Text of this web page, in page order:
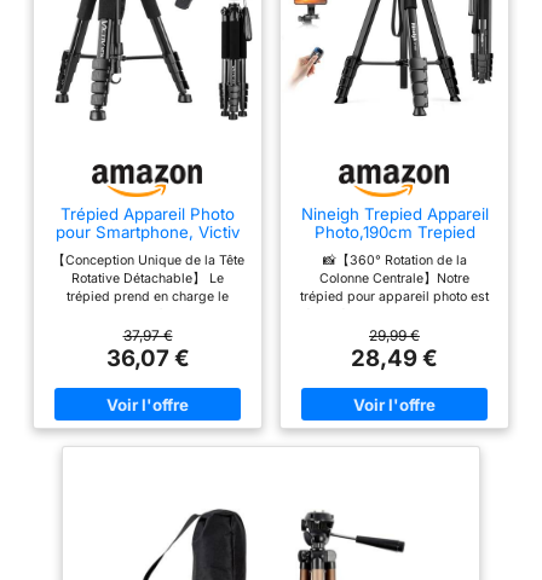
Trépied Appareil Photo
pour Smartphone, Victiv
185cm Trépied Caméra
【Conception Unique de la Tête
Rotative Détachable】 Le
trépied prend en charge le
mouvement vertical à 180 °
(dévissez la poignée dans le
sens inverse des aiguilles
d'une montre) et la prise de vue
latérale à 90 °. La tête rotative à
trois voies peut être démontée
d'effets et de scènes de prise
de vue. 【Facile et Portable】
Le trépied pèse 1,4 kg (3,1 lb),
Conception améliorée à 3
37,97 €
36,07 €
Nineigh Trepied Appareil
Photo,190cm Trepied
Smartphone
📸【360° Rotation de la
Colonne Centrale】Notre
trépied pour appareil photo est
amovible, qui peut être utilisée
pour la photographie aérienne
horizontale et permet une
rotation de 360°. Il peut
également être inversé pour la
macrophotographie. Il vous aide
voies, notre trépied prend en
charge une rotation horizontale
de 360° et une inclinaison de
270° vers le haut et vers le bas,
29,99 €
28,49 €